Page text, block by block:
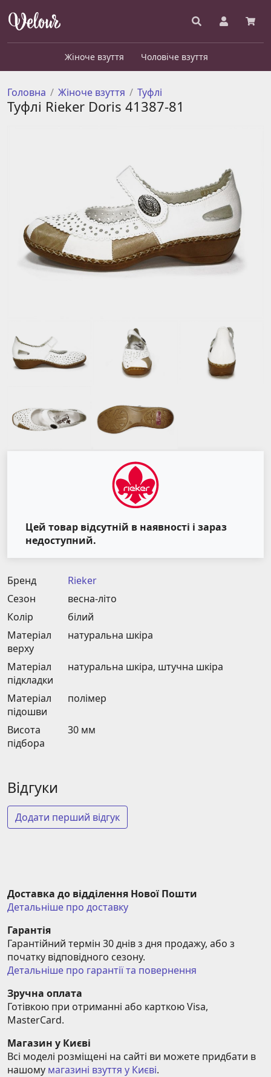
Жіноче взуття Чоловіче взуття
Головна Жіноче взуття Туфлі
Туфлі Rieker Doris 41387-81
Цей товар відсутній в наявності і зараз
недоступний.
Бренд
Rieker
Сезон
весна-літо
Колір
білий
Матеріал
верху
натуральна шкіра
Матеріал
підкладки
натуральна шкіра, штучна шкіра
Матеріал
підошви
полімер
Висота
підбора
30 мм
Відгуки
Додати перший відгук
Доставка до відділення Нової Пошти
Детальніше про доставку
Гарантія
Гарантійний термін 30 днів з дня продажу, або з
початку відповідного сезону.
Детальніше про гарантії та повернення
Зручна оплата
Готівкою при отриманні або карткою Visa,
MasterCard.
Магазин у Києві
Всі моделі розміщені на сайті ви можете придбати в
нашому магазині взуття у Києві.